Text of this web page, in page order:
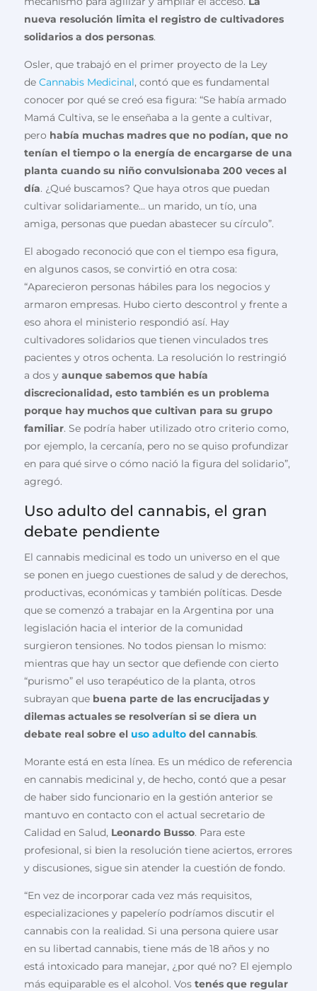
nueva resolución limita el registro de cultivadores
solidarios a dos personas.
Osler, que trabajó en el primer proyecto de la Ley
deCannabis Medicinal, contó que es fundamental
conocer por qué se creó esa figura: “Se había armado
Mamá Cultiva, se le enseñaba a la gente a cultivar,
pero había muchas madres que no podían, que no
tenían el tiempo o la energía de encargarse de una
planta cuando su niño convulsionaba 200 veces al
día. ¿Qué buscamos? Que haya otros que puedan
cultivar solidariamente… un marido, un tío, una
amiga, personas que puedan abastecer su círculo”.
El abogado reconoció que con el tiempo esa figura,
en algunos casos, se convirtió en otra cosa:
“Aparecieron personas hábiles para los negocios y
armaron empresas. Hubo cierto descontrol y frente a
eso ahora el ministerio respondió así. Hay
cultivadores solidarios que tienen vinculados tres
pacientes y otros ochenta. La resolución lo restringió
a dos yaunque sabemos que había
discrecionalidad, esto también es un problema
porque hay muchos que cultivan para su grupo
familiar. Se podría haber utilizado otro criterio como,
por ejemplo, la cercanía, pero no se quiso profundizar
en para qué sirve o cómo nació la figura del solidario”,
agregó.
Uso adulto del cannabis, el gran
debate pendiente
El cannabis medicinal es todo un universo en el que
se ponen en juego cuestiones de salud y de derechos,
productivas, económicas y también políticas. Desde
que se comenzó a trabajar en la Argentina por una
legislación hacia el interior de la comunidad
surgieron tensiones. No todos piensan lo mismo:
mientras que hay un sector que defiende con cierto
“purismo” el uso terapéutico de la planta, otros
subrayan que buena parte de las encrucijadas y
dilemas actuales se resolverían si se diera un
debate real sobre el uso adulto del cannabis.
Morante está en esta línea. Es un médico de referencia
en cannabis medicinal y, de hecho, contó que a pesar
de haber sido funcionario en la gestión anterior se
mantuvo en contacto con el actual secretario de
Calidad en Salud, Leonardo Busso. Para este
profesional, si bien la resolución tiene aciertos, errores
y discusiones, sigue sin atender la cuestión de fondo.
“En vez de incorporar cada vez más requisitos,
especializaciones y papelerío podríamos discutir el
cannabis con la realidad. Si una persona quiere usar
en su libertad cannabis, tiene más de 18 años y no
está intoxicado para manejar, ¿por qué no? El ejemplo
más equiparable es el alcohol. Vostenés que regular